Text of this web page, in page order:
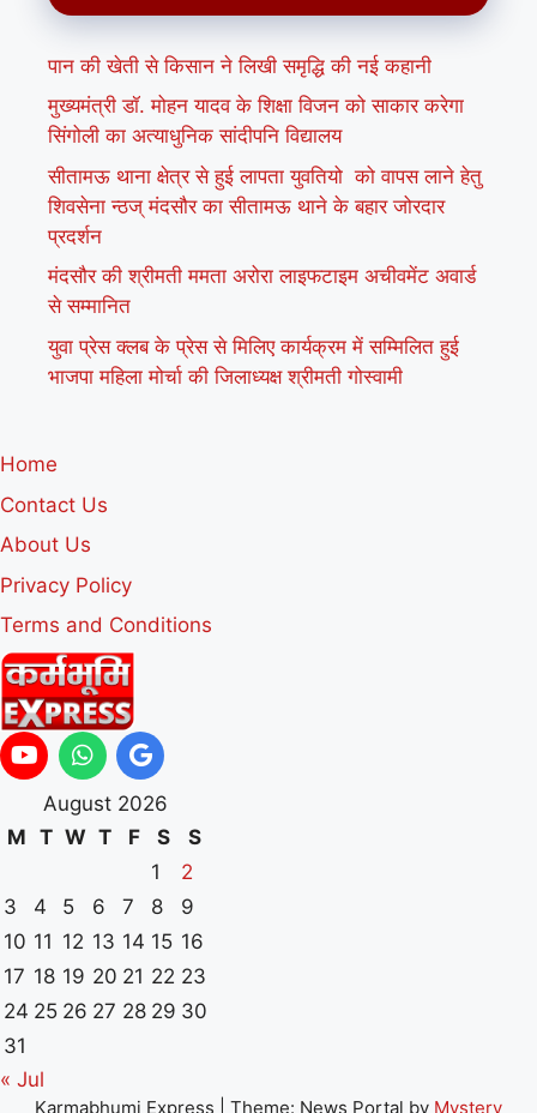
पान की खेती से किसान ने लिखी समृद्धि की नई कहानी
मुख्यमंत्री डॉ. मोहन यादव के शिक्षा विजन को साकार करेगा
सिंगोली का अत्याधुनिक सांदीपनि विद्यालय
सीतामऊ थाना क्षेत्र से हुई लापता युवतियो को वापस लाने हेतु
शिवसेना न्ठज् मंदसौर का सीतामऊ थाने के बहार जोरदार
प्रदर्शन
मंदसौर की श्रीमती ममता अरोरा लाइफटाइम अचीवमेंट अवार्ड
से सम्मानित
युवा प्रेस क्लब के प्रेस से मिलिए कार्यक्रम में सम्मिलित हुई
भाजपा महिला मोर्चा की जिलाध्यक्ष श्रीमती गोस्वामी
Home
Contact Us
About Us
Privacy Policy
Terms and Conditions
August 2026
M T W T F S
S
1
2
3
4 5 6 7 8
9
10 11 12 13 14 15 16
17 18 19 20 21 22 23
24 25 26 27 28 29 30
31
« Jul
Karmabhumi Express Theme: News Portal by Mystery